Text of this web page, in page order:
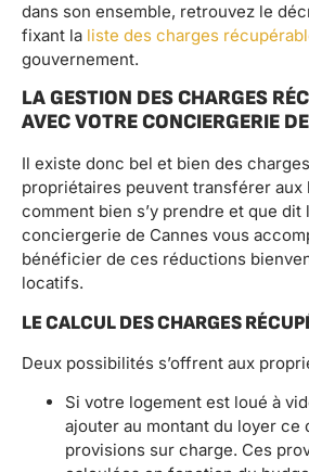
dans son ensemble, retrouvez le
fixant la liste des charges
gouvernement.
LA GESTION DES CHARGES
AVEC VOTRE CONCIERGERIE
Il existe donc bel et bien des
propriétaires peuvent transférer aux
comment bien s’y prendre et que dit
conciergerie de Cannes vous
bénéficier de ces réductions
locatifs.
LE CALCUL DES CHARGES
Deux possibilités s’offrent aux
Si votre logement est loué à
ajouter au montant du loyer ce
provisions sur charge. Ces